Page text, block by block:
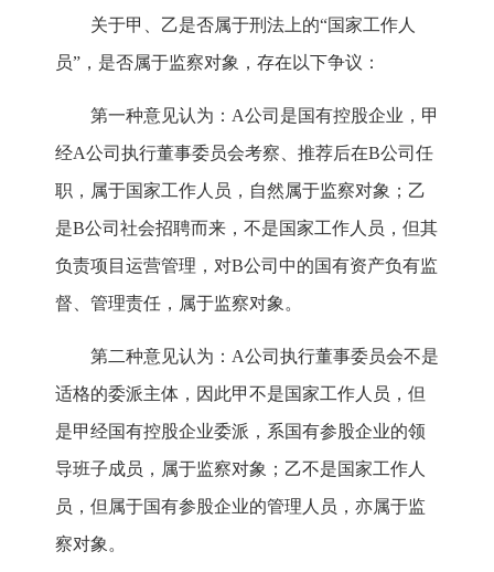
关于甲、乙是否属于刑法上的“国家工作人
员”，是否属于监察对象，存在以下争议：
第一种意见认为：A公司是国有控股企业，甲
经A公司执行董事委员会考察、推荐后在B公司任
职，属于国家工作人员，自然属于监察对象；乙
是B公司社会招聘而来，不是国家工作人员，但其
负责项目运营管理，对B公司中的国有资产负有监
督、管理责任，属于监察对象。
第二种意见认为：A公司执行董事委员会不是
适格的委派主体，因此甲不是国家工作人员，但
是甲经国有控股企业委派，系国有参股企业的领
导班子成员，属于监察对象；乙不是国家工作人
员，但属于国有参股企业的管理人员，亦属于监
察对象。